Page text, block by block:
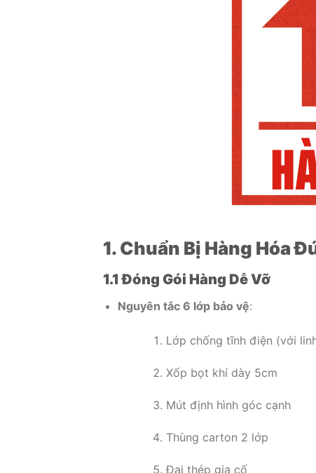
1. Chuẩn Bị Hàng Hóa
1.1 Đóng Gói Hàng Dễ Vỡ
Nguyên tắc 6 lớp bảo vệ:
Lớp chống tĩnh điện (với
Xốp bọt khí dày 5cm
Mút định hình góc cạnh
Thùng carton 2 lớp
Đai thép gia cố